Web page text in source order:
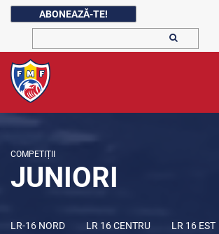
ABONEAZĂ-TE!
COMPETIȚII
JUNIORI
LR-16 NORD LR 16 CENTRU LR 16 EST